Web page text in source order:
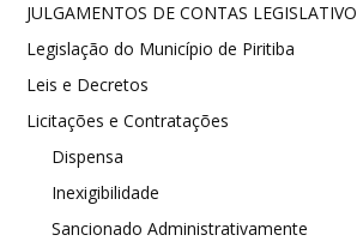
JULGAMENTOS DE CONTAS LEGISLATIVO
Legislação do Município de Piritiba
Leis e Decretos
Licitações e Contratações
Dispensa
Inexigibilidade
Sancionado Administrativamente